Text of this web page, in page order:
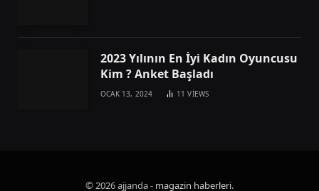
2023 Yılının En İyi Kadın Oyuncusu
Kim ? Anket Başladı
OCAK 13, 2024 11VIEWS
© 2026 ajjanda - magazin haberleri.